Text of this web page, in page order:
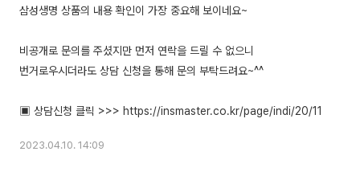
삼성생명 상품의 내용 확인이 가장 중요해 보이네요~
비공개로 문의를 주셨지만 먼저 연락을 드릴 수 없으니
번거로우시더라도 상담 신청을 통해 문의 부탁드려요~^^
2023.04.10. 14:09